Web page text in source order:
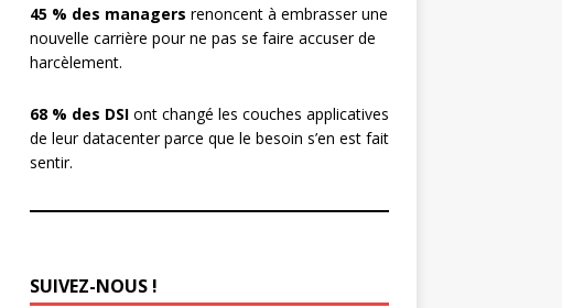
45 % des managers renoncent à embrasser une
nouvelle carrière pour ne pas se faire accuser de
harcèlement.
68 % des DSI ont changé les couches applicatives
de leur datacenter parce que le besoin s’en est fait
sentir.
SUIVEZ-NOUS !